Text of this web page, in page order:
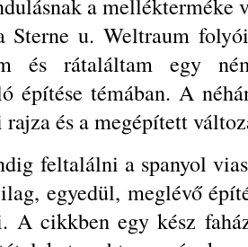
a mellékterméke
Sterne u. Weltraum
és rátaláltam egy
építése témában. A
rajza és a megépített
feltalálni a spanyol
egyedül, meglévő
A cikkben egy kész